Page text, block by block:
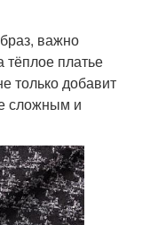
важно
тёплое платье
только добавит
сложным и